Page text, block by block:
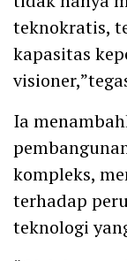
teknokratis,
kapasitas
Ia
kompleks,
terhadap
teknologi